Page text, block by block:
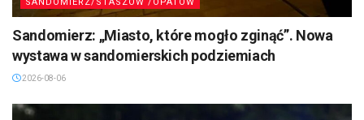
SANDOMIERZ/STASZÓW /OPATÓW
Sandomierz: „Miasto, które mogło zginąć”. Nowa
wystawa w sandomierskich podziemiach
2026-08-06